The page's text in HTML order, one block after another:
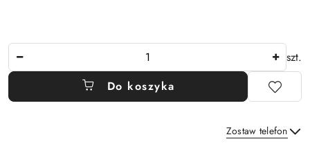
szt.
Do koszyka
Zostaw telefon